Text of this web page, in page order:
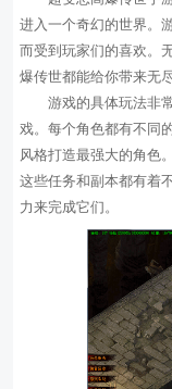
进入一个奇幻的世界。
而受到玩家们的喜欢。
爆传世都能给你带来无
游戏的具体玩法非
戏。每个角色都有不同
风格打造最强大的角色
这些任务和副本都有着
力来完成它们。